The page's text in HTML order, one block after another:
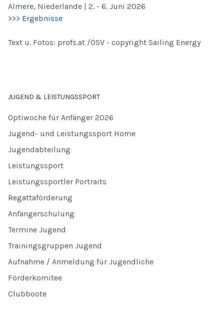
Almere, Niederlande | 2. - 6. Juni 2026
>>> Ergebnisse
Text u. Fotos: profs.at /ÖSV - copyright Sailing Energy
JUGEND & LEISTUNGSSPORT
Optiwoche für Anfänger 2026
Jugend- und Leistungssport Home
Jugendabteilung
Leistungssport
Leistungssportler Portraits
Regattaförderung
Anfängerschulung
Termine Jugend
Trainingsgruppen Jugend
Aufnahme / Anmeldung für Jugendliche
Förderkomitee
Clubboote